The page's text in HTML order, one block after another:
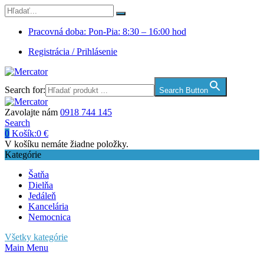
Pracovná doba: Pon-Pia: 8:30 – 16:00 hod
Registrácia / Prihlásenie
Search for: Search Button
Zavolajte nám 0918 744 145
Search
0 Košík:0 €
V košíku nemáte žiadne položky.
Kategórie
Šatňa
Dielňa
Jedáleň
Kancelária
Nemocnica
Všetky kategórie
Main Menu